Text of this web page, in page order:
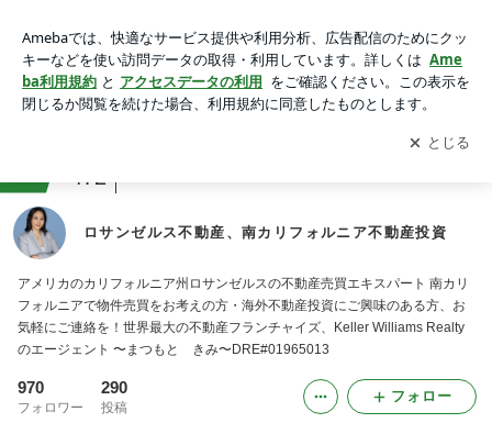
アプリをダウンロードして ブログの更新通知
を受け取りまし
ょう。
開く
472
ロサンゼルス不動産、南カリフォルニア不動産投資
アメリカのカリフォルニア州ロサンゼルスの不動産売買エキスパート 南カリ
フォルニアで物件売買をお考えの方・海外不動産投資にご興味のある方、お
気軽にご連絡を！世界最大の不動産フランチャイズ、Keller Williams Realty
のエージェント 〜まつもと きみ〜DRE#01965013
970
フォロワー
290
投稿
フォロー